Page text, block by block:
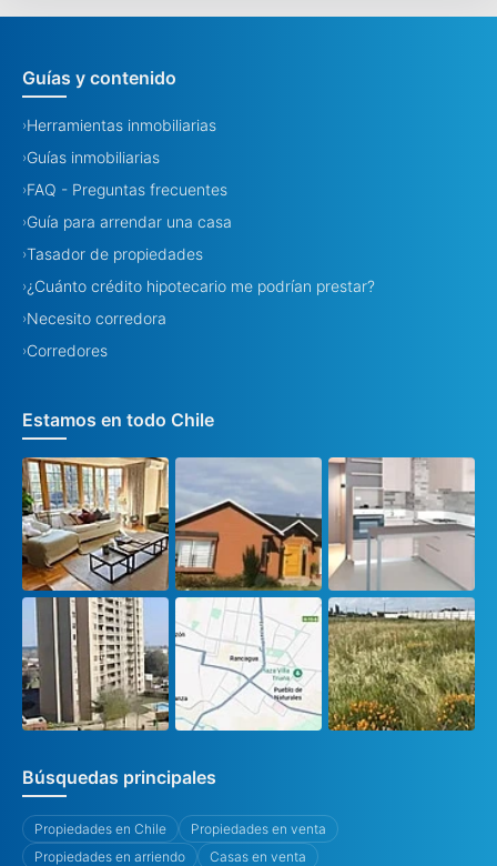
Guías y contenido
›Herramientas inmobiliarias
›Guías inmobiliarias
›FAQ - Preguntas frecuentes
›Guía para arrendar una casa
›Tasador de propiedades
›¿Cuánto crédito hipotecario me podrían prestar?
›Necesito corredora
›Corredores
Estamos en todo Chile
Búsquedas principales
Propiedades en Chile
Propiedades en venta
Propiedades en arriendo
Casas en venta